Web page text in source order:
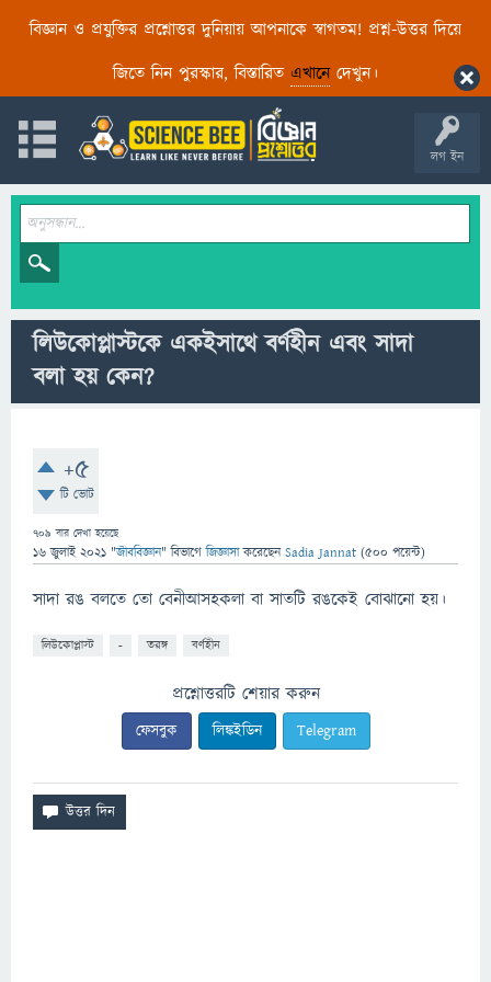
বিজ্ঞান ও প্রযুক্তির প্রশ্নোত্তর দুনিয়ায় আপনাকে স্বাগতম! প্রশ্ন-উত্তর দিয়ে
জিতে নিন পুরস্কার, বিস্তারিত এখানেদেখুন।
লগ ইন
লিউকোপ্লাস্টকে একইসাথে বর্ণহীন এবং সাদা
বলা হয় কেন?
+5
টি ভোট
709 বার দেখা হয়েছে
16 জুলাই 2021 "জীববিজ্ঞান" বিভাগে জিজ্ঞাসাকরেছেনSadia Jannat (500 পয়েন্ট)
সাদা রঙ বলতে তো বেনীআসহকলা বা সাতটি রঙকেই বোঝানো হয়।
লিউকোপ্লাস্ট - তরঙ্গ বর্ণহীন
প্রশ্নোত্তরটি শেয়ার করুন
ফেসবুক লিঙ্কইডিন Telegram